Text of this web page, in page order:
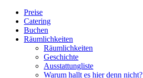
Close
Menu
Preise
Catering
Buchen
Räumlichkeiten
Räumlichkeiten
Geschichte
Ausstattungliste
Warum hallt es hier denn nicht?